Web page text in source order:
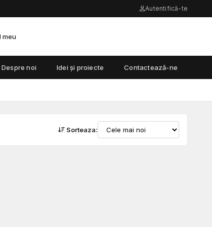
Autentifică-te
meu
Despre noi Idei și proiecte Contactează-ne
Sorteaza: